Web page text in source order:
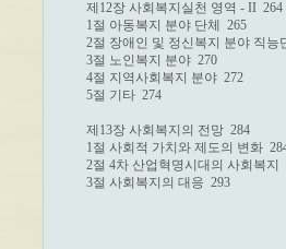
제12장 사회복지실천 영역 - II  264
1절 아동복지 분야 단체  265
2절 장애인 및 정신복지 분야 직능
3절 노인복지 분야  270
4절 지역사회복지 분야  272
5절 기타  274
제13장 사회복지의 전망  284
1절 사회적 가치와 제도의 변화
2절 4차 산업혁명시대의 사회복지
3절 사회복지의 대응  293